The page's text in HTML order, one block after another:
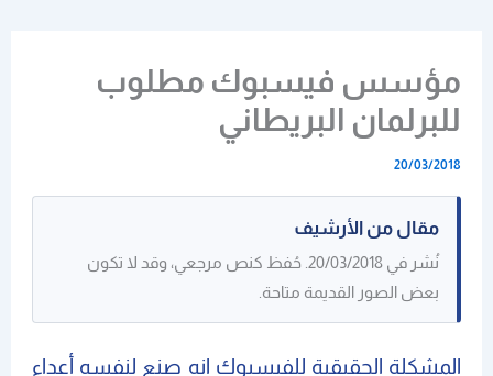
مؤسس فيسبوك مطلوب
للبرلمان البريطاني
20/03/2018
مقال من الأرشيف
نُشر في 20/03/2018. حُفظ كنص مرجعي، وقد لا تكون
بعض الصور القديمة متاحة.
المشكلة الحقيقية للفيسبوك انه صنع لنفسه أعداء